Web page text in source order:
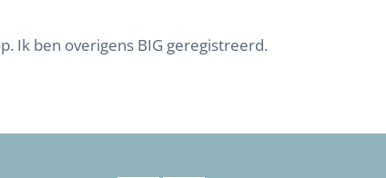
Ik ben overigens BIG geregistreerd.